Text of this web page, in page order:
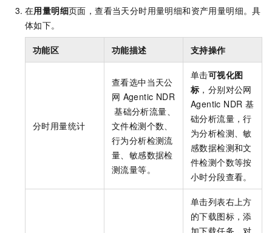
在用量明细页面，查看当天分时用量明细和资产用量明细。具
体如下。
功能区 功能描述 支持操作
分时用量统计
查看选中当天公
网 Agentic NDR
基础分析流量、
文件检测个数、
行为分析检测流
量、敏感数据检
测流量等。
单击可视化图
标 ，分别对公网
Agentic NDR 基
础分析流量，行
为分析检测、敏
感数据检测和文
件检测个数等按
小时分段查看。
单击列表右上方
的下载图标，添
加下载任务，对